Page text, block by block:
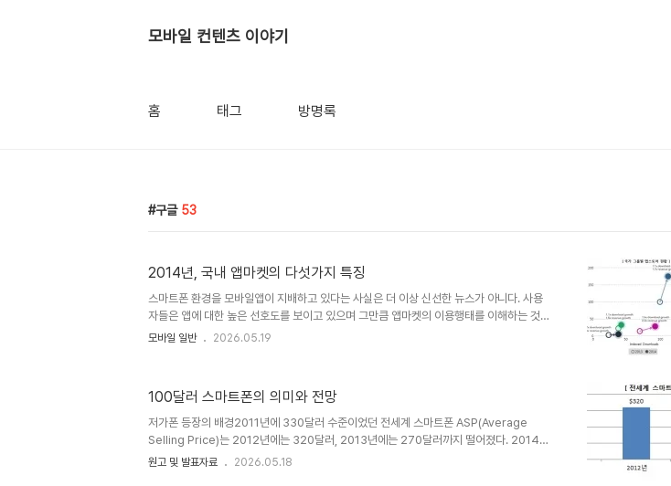
모바일 컨텐츠 이야기
홈 태그 방명록
구글 53
2014년, 국내 앱마켓의 다섯가지 특징
스마트폰 환경을 모바일앱이 지배하고 있다는 사실은 더 이상 신선한 뉴스가 아니다. 사용
자들은 앱에 대한 높은 선호도를 보이고 있으며 그만큼 앱마켓의 이용행태를 이해하는 것은
중요하다. 2014년을 정리하는 보고서들이 보여주는 국내 앱마켓의 특징을 크게 다섯가지
종말했다'는 결론을 도출하기도 했다. 하지만, 국내를 포함한 미국, 일본의 앱마켓의 성장세
는 여전히 높은 것으로 조사되었다.최근 발간된 앱애니의 보고서에 의하면 'App Store S..
모바일 일반 2026.05.19
100달러 스마트폰의 의미와 전망
저가폰 등장의 배경2011년에 330달러 수준이었던 전세계 스마트폰 ASP(Average
Selling Price)는 2012년에는 320달러, 2013년에는 270달러까지 떨어졌다. 2014년
2분기까지의 ASP는 240달러로 집계된 상황이다. 스트래티지애널리틱스(SA)는 2017년
원고 및 발표자료 2026.05.18